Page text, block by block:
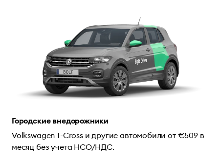
Городские внедорожники
Volkswagen T-Cross и другие автомобили от €509 в
месяц без учета НСО/НДС.